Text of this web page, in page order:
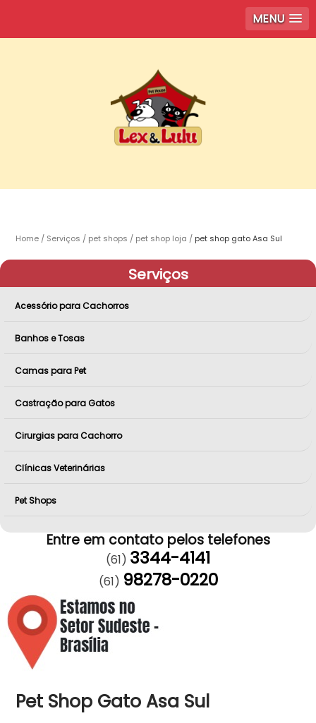
MENU
Home Serviços pet shops pet shop loja pet shop gato Asa Sul
Serviços
Acessório para Cachorros
Banhos e Tosas
Camas para Pet
Castração para Gatos
Cirurgias para Cachorro
Clínicas Veterinárias
Pet Shops
Entre em contato pelos telefones
(61) 3344-4141
(61) 98278-0220
Pet Shop Gato Asa Sul